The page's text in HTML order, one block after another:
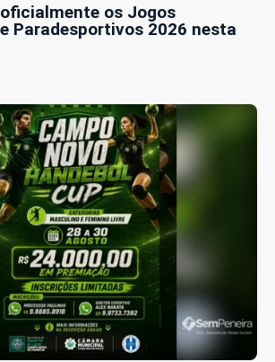
os Jogos
Paradesportivos 2026 nesta